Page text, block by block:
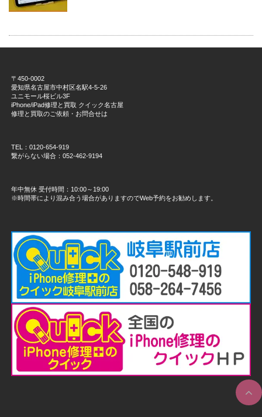
〒450-0002
愛知県名古屋市中村区名駅4-5-26
ユニモール桜ビル3F
iPhone/iPad修理と買取 クイック名古屋
修理と買取のご依頼・お問合せは
TEL：0120-654-919
繋がらない場合：052-462-9194
年中無休 受付時間：10:00～19:00
※時間帯により混み合う場合がありますのでWeb予約をお勧めします。